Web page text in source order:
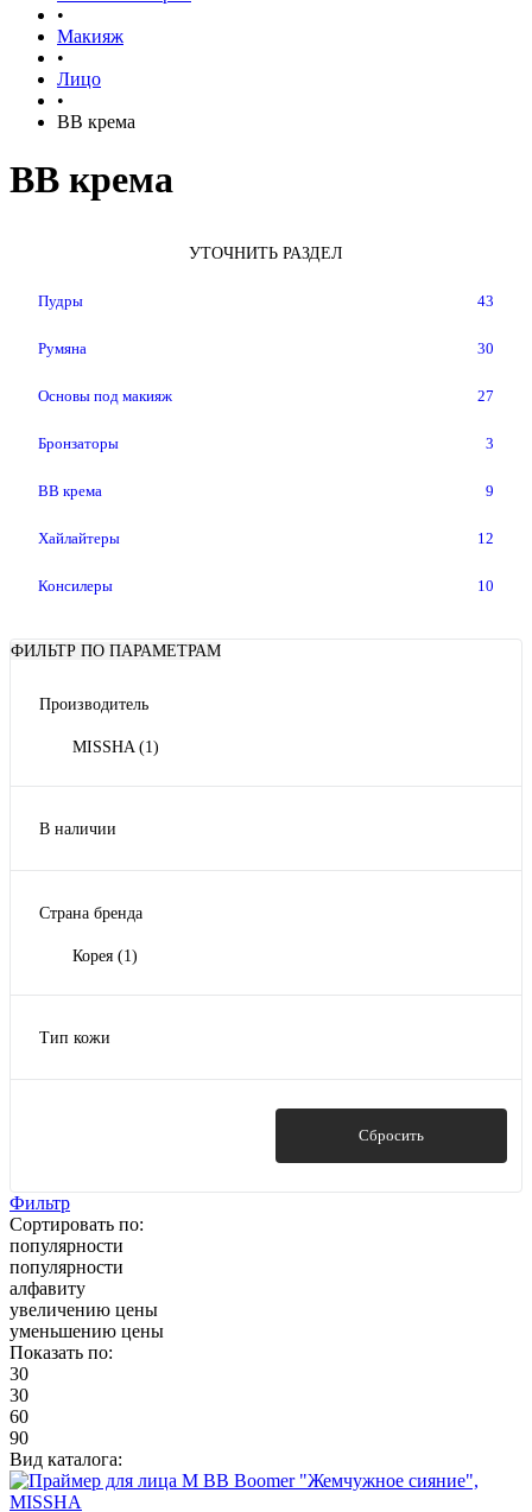
•
Макияж
•
Лицо
•
BB крема
BB крема
УТОЧНИТЬ РАЗДЕЛ
Пудры 43
Румяна 30
Основы под макияж 27
Бронзаторы 3
BB крема 9
Хайлайтеры 12
Консилеры 10
ФИЛЬТР ПО ПАРАМЕТРАМ
Производитель
MISSHA (1)
В наличии
Страна бренда
Корея (1)
Тип кожи
Сбросить
Фильтр
Сортировать по:
популярности
популярности
алфавиту
увеличению цены
уменьшению цены
Показать по:
30
30
60
90
Вид каталога: